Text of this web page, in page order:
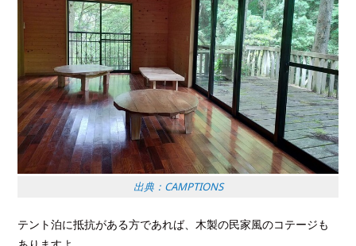
出典：CAMPTIONS
テント泊に抵抗がある方であれば、木製の民家風のコテージも